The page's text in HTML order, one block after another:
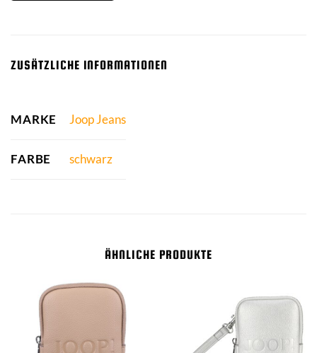
ZUSÄTZLICHE INFORMATIONEN
MARKE Joop Jeans
FARBE schwarz
ÄHNLICHE PRODUKTE